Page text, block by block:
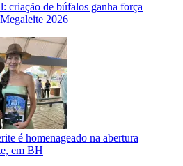
criação de búfalos ganha força
2026
é homenageado na abertura
em BH